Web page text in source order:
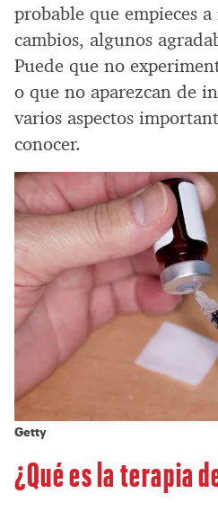
probable que empieces
cambios, algunos
Puede que no
o que no aparezcan de
varios aspectos
conocer.
Getty
¿Qué es la terapia